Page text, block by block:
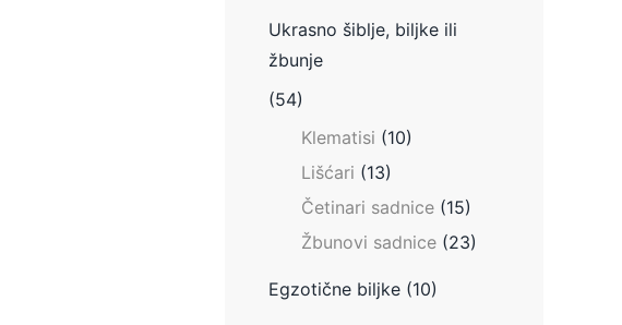
Ukrasno šiblje, biljke ili
žbunje
(54)
Klematisi (10)
Lišćari (13)
Četinari sadnice (15)
Žbunovi sadnice (23)
Egzotične biljke (10)